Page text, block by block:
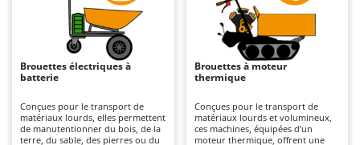
Aspirateurs à cendres
Aspirateurs à feuilles sur roues
Aspirateurs de piscine
Aspirateurs Multifonctions
Atomiseurs agricoles pour tracteurs
Atomiseurs pour traitements
Airmec
AL-KO
ALA 2000
Alce
Alpina
Ama
Brouettes électriques à
batterie
Conçues pour le transport de
matériaux lourds, elles permettent
de manutentionner du bois, de la
terre, du sable, des pierres ou du
Brouettes à moteur
thermique
Conçues pour le transport de
matériaux lourds et volumineux,
ces machines, équipées d’un
moteur thermique, offrent une